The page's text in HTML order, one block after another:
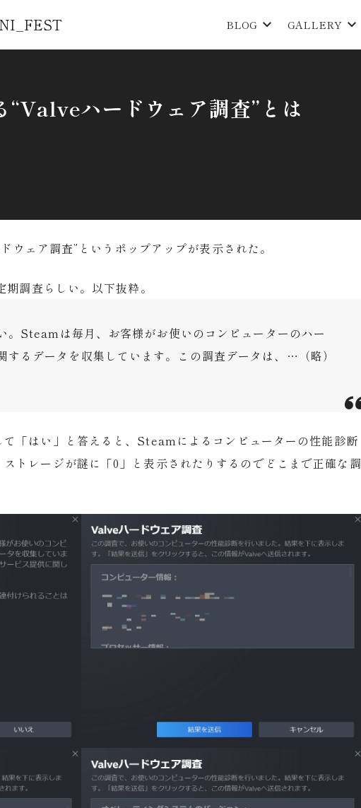
BLOG GALLERY
“Valveハードウェア調査”とは
ェア調査”というポップアップが表示された。
調査らしい。以下抜粋。
。Steamは毎月、お客様がお使いのコンピューターのハー
するデータを収集しています。この調査データは、…（略）
て「はい」と答えると、Steamによるコンピューターの性能診断
トレージが謎に「0」と表示されたりするのでどこまで正確な調